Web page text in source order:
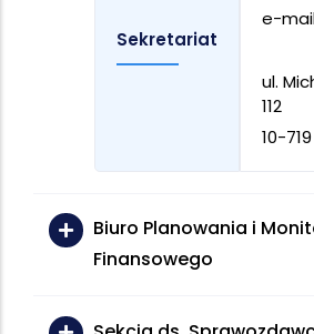
Sekretariat
e-
ul.
112
10-
Biuro Planowania i
Finansowego